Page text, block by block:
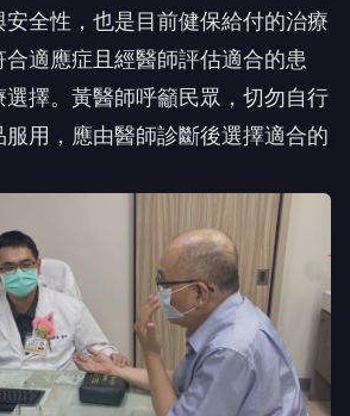
全性，也是目前健保給付的治療
適應症且經醫師評估適合的患
擇。黃醫師呼籲民眾，切勿自行
用，應由醫師診斷後選擇適合的